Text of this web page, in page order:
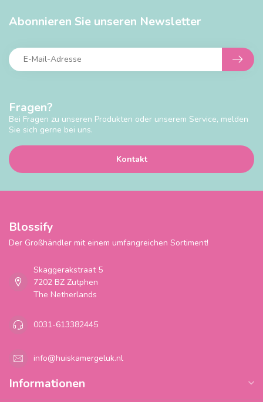
Fragen?
Bei Fragen zu unseren Produkten oder unserem Service, melden
Sie sich gerne bei uns.
Kontakt
Abonnieren Sie unseren Newsletter
Blossify
Der Großhändler mit einem umfangreichen Sortiment!
Skaggerakstraat 5
7202 BZ Zutphen
The Netherlands
0031-613382445
info@huiskamergeluk.nl
Informationen